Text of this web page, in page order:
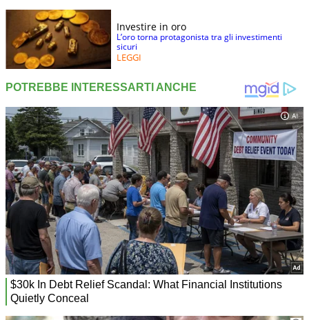
Investire in oro
L’oro torna protagonista tra gli investimenti
sicuri
LEGGI